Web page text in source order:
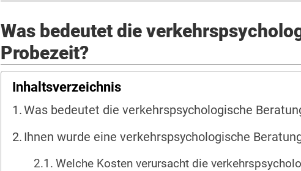
Was bedeutet die
Probezeit?
Inhaltsverzeichnis
Was bedeutet die verkehrspsychologische
Ihnen wurde eine verkehrspsychologische
Welche Kosten verursacht die